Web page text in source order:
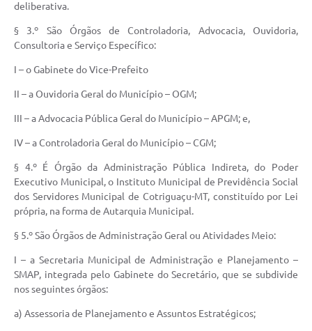
deliberativa.
§ 3.º São Órgãos de Controladoria, Advocacia, Ouvidoria,
Consultoria e Serviço Específico:
I – o Gabinete do Vice-Prefeito
II – a Ouvidoria Geral do Município – OGM;
III – a Advocacia Pública Geral do Município – APGM; e,
IV – a Controladoria Geral do Município – CGM;
§ 4.º É Órgão da Administração Pública Indireta, do Poder
Executivo Municipal, o Instituto Municipal de Previdência Social
dos Servidores Municipal de Cotriguaçu-MT, constituído por Lei
própria, na forma de Autarquia Municipal.
§ 5.º São Órgãos de Administração Geral ou Atividades Meio:
I – a Secretaria Municipal de Administração e Planejamento –
SMAP, integrada pelo Gabinete do Secretário, que se subdivide
nos seguintes órgãos:
a) Assessoria de Planejamento e Assuntos Estratégicos;